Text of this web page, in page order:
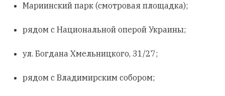
Мариинский парк (смотровая площадка);
рядом с Национальной оперой Украины;
ул. Богдана Хмельницкого, 31/27;
рядом с Владимирским собором;